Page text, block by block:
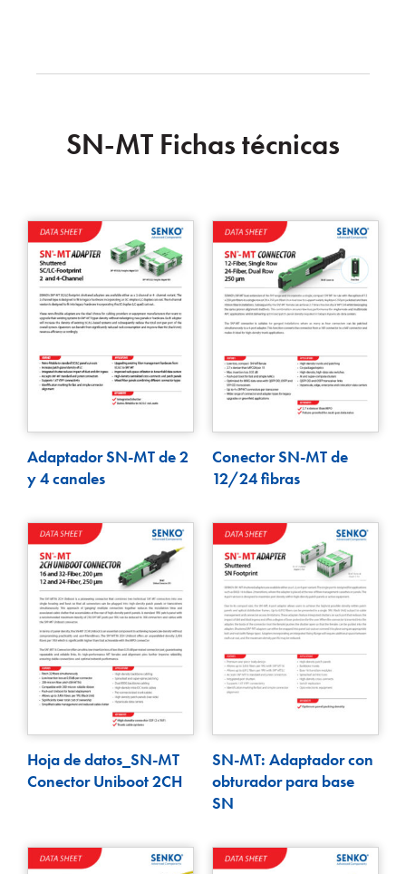
SN-MT Fichas técnicas
Adaptador SN-MT de 2
y 4 canales
Conector SN-MT de
12/24 fibras
Hoja de datos_SN-MT
Conector Uniboot 2CH
SN-MT: Adaptador con
obturador para base
SN